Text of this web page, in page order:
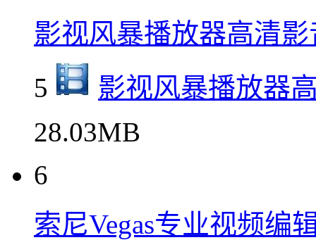
影视风暴播放器高清
5
影视风暴播放器
28.03MB
6
索尼Vegas专业视频编